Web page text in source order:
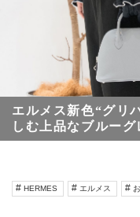
エルメス新色“グリ
しむ上品なブルー
HERMES エルメス